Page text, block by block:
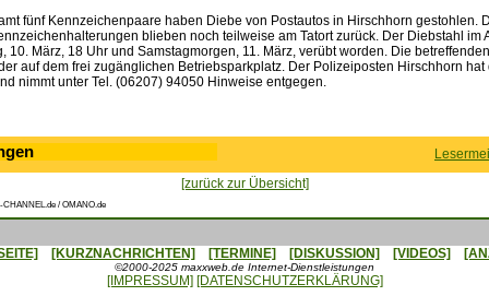
fünf Kennzeichenpaare haben Diebe von Postautos in Hirschhorn gestohlen.
blieben noch teilweise am Tatort zurück. Der Diebstahl im
10. März, 18 Uhr und Samstagmorgen, 11. März, verübt worden. Die
auf dem frei zugänglichen Betriebsparkplatz. Der Polizeiposten Hirschhorn
nimmt unter Tel. (06207) 94050 Hinweise entgegen.
[zurück zur Übersicht]
/ OMANO.de
[KURZNACHRICHTEN] [TERMINE] [DISKUSSION] [VIDEOS]
©2000-2025 maxxweb.de Internet-Dienstleistungen
[IMPRESSUM] [DATENSCHUTZERKLÄRUNG]